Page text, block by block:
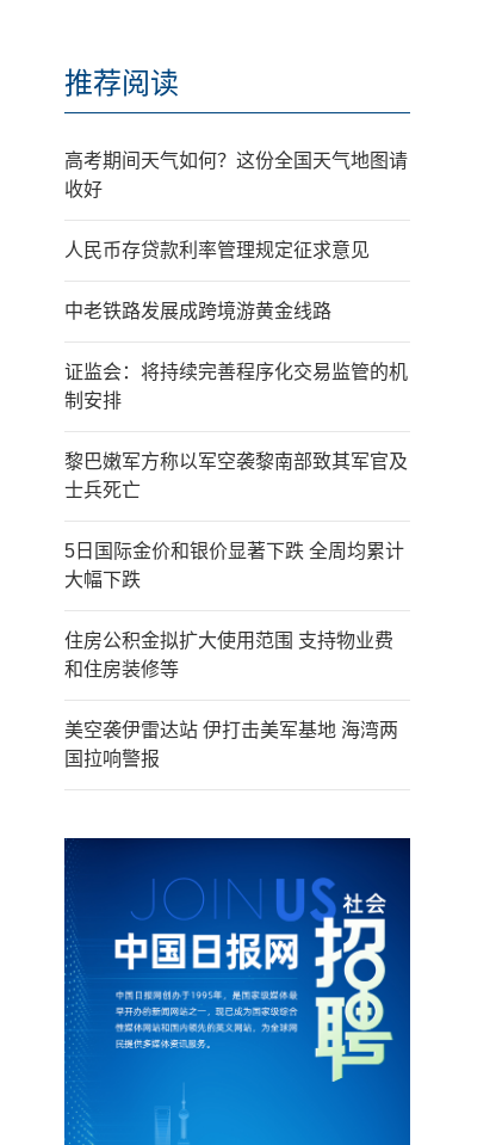
推荐阅读
高考期间天气如何？这份全国天气地图请
收好
人民币存贷款利率管理规定征求意见
中老铁路发展成跨境游黄金线路
证监会：将持续完善程序化交易监管的机
制安排
黎巴嫩军方称以军空袭黎南部致其军官及
士兵死亡
5日国际金价和银价显著下跌 全周均累计
大幅下跌
住房公积金拟扩大使用范围 支持物业费
和住房装修等
美空袭伊雷达站 伊打击美军基地 海湾两
国拉响警报